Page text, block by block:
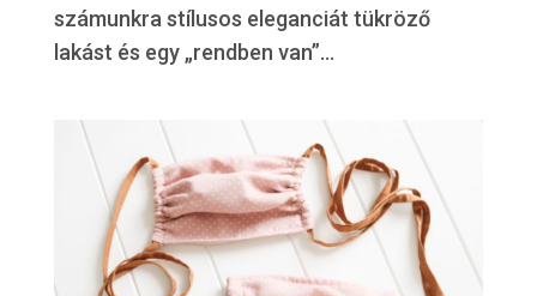
számunkra stílusos eleganciát tükröző
lakást és egy „rendben van”...